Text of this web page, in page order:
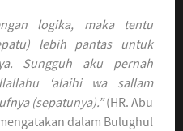
logika, maka tentu
lebih pantas untuk
Sungguh aku pernah
‘alaihi wa sallam
(sepatunya).”(HR. Abu
dalam Bulughul